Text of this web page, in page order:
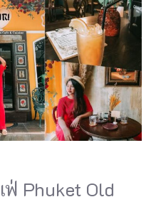
ฟ่ Phuket Old